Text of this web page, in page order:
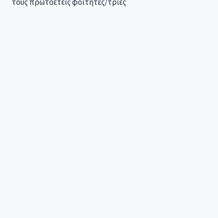
τους πρωτοετείς φοιτητές/τριες